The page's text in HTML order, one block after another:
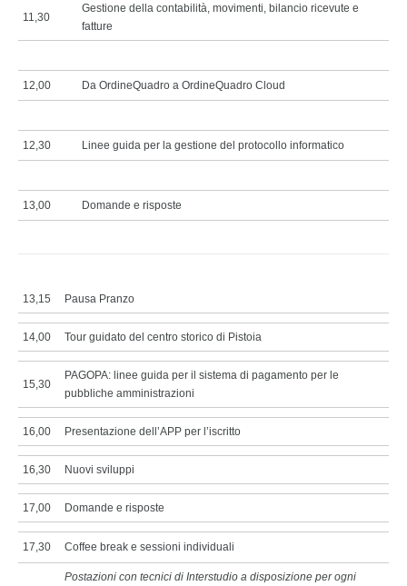
11,30
Gestione della contabilità, movimenti, bilancio ricevute e
fatture
12,00 Da OrdineQuadro a OrdineQuadro Cloud
12,30 Linee guida per la gestione del protocollo informatico
13,00 Domande e risposte
13,15 Pausa Pranzo
14,00 Tour guidato del centro storico di Pistoia
15,30
PAGOPA: linee guida per il sistema di pagamento per le
pubbliche amministrazioni
16,00 Presentazione dell’APP per l’iscritto
16,30 Nuovi sviluppi
17,00 Domande e risposte
17,30 Coffee break e sessioni individuali
Postazioni con tecnici di Interstudio a disposizione per ogni